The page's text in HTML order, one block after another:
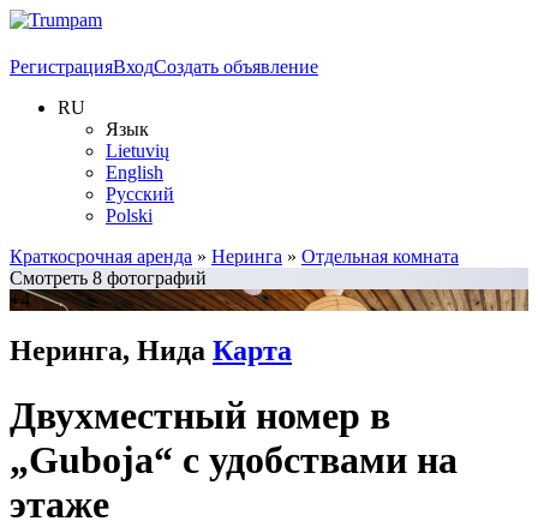
РегистрацияВходСоздать объявление
RU
Язык
Lietuvių
English
Русский
Polski
Краткосрочная аренда » Неринга » Отдельная комната
Смотреть 8 фотографий
+4
Неринга, Нида Карта
Двухместный номер в
„Guboja“ с удобствами на
этаже